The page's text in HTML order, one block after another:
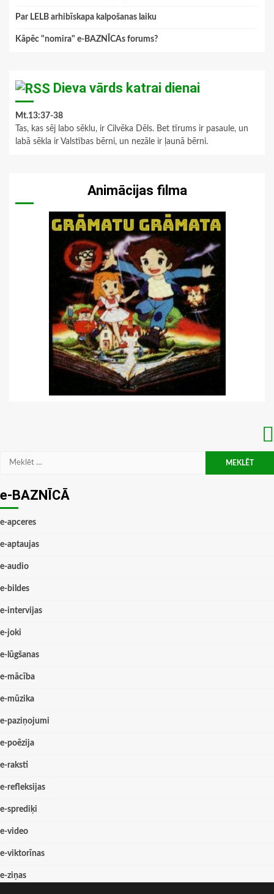
Par LELB arhibīskapa kalpošanas laiku
Kāpēc "nomira" e-BAZNĪCAs forums?
Dieva vārds katrai dienai
Mt.13:37-38
Tas, kas sēj labo sēklu, ir Cilvēka Dēls. Bet tīrums ir pasaule, un
labā sēkla ir Valstības bērni, un nezāle ir ļaunā bērni.
Animācijas filma
Meklēt:
e-BAZNĪCĀ
e-apceres
e-aptaujas
e-audio
e-bildes
e-intervijas
e-joki
e-lūgšanas
e-mācība
e-mūzika
e-paziņojumi
e-poēzija
e-raksti
e-refleksijas
e-sprediķi
e-video
e-viktorīnas
e-ziņas